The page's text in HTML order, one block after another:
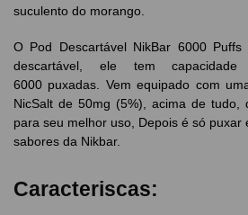
suculento do morango.
O Pod Descartável NikBar 6000
descartável, ele tem capacidade
6000 puxadas. Vem equipado com
NicSalt de 50mg (5%), acima de tudo,
para seu melhor uso, Depois é só puxar
sabores da Nikbar.
Caracteriscas: